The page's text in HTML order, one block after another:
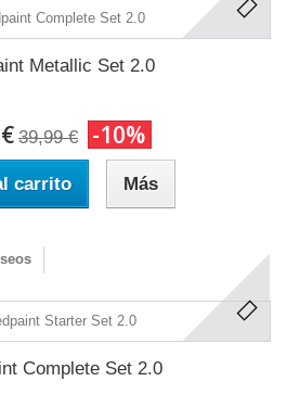
Metallic Set 2.0
39,99 € -10%
carrito Más
Complete Set 2.0